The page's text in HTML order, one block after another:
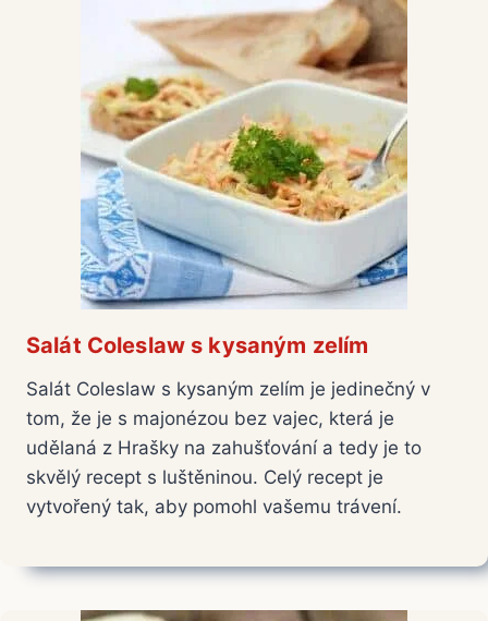
Salát Coleslaw s kysaným zelím
Salát Coleslaw s kysaným zelím je jedinečný v
tom, že je s majonézou bez vajec, která je
udělaná z Hrašky na zahušťování a tedy je to
skvělý recept s luštěninou. Celý recept je
vytvořený tak, aby pomohl vašemu trávení.